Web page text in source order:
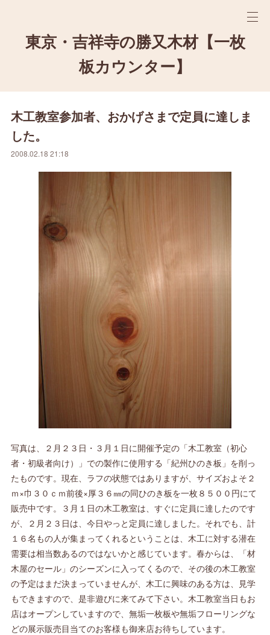
東京・吉祥寺の勝又木材【一枚
板カウンター】
木工教室参加者、おかげさまで定員に達しま
した。
2008.02.18 21:18
写真は、２月２３日・３月１日に開催予定の「木工教室（初心
者・初級者向け）」での製作に使用する「紀州ひのき板」を削っ
たものです。現在、ラフの状態ではありますが、サイズおよそ２
ｍ×巾３０ｃｍ前後×厚３６㎜の同ひのき板を一枚８５００円にて
販売中です。３月１日の木工教室は、すぐに定員に達したのです
が、２月２３日は、今日やっと定員に達しました。それでも、計
１６名もの人が集まってくれるということは、木工に対する潜在
需要は相当数あるのではないかと感じています。春からは、「材
木屋のセール」のシーズンに入ってくるので、その後の木工教室
の予定はまだ決まっていませんが、木工に興味のある方は、見学
もできますので、是非遊びに来てみて下さい。木工教室当日もお
店はオープンしていますので、無垢一枚板や無垢フローリングな
どの展示販売目当てのお客様も御来店お待ちしています。